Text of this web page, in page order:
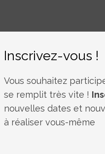
Inscrivez-vous !
Vous souhaitez
se remplit très vite !
nouvelles dates et
à réaliser vous-même